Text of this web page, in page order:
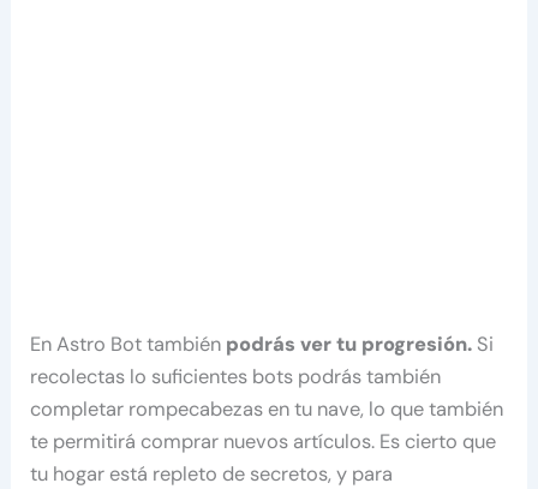
En Astro Bot también podrás ver tu progresión. Si
recolectas lo suficientes bots podrás también
completar rompecabezas en tu nave, lo que también
te permitirá comprar nuevos artículos. Es cierto que
tu hogar está repleto de secretos, y para